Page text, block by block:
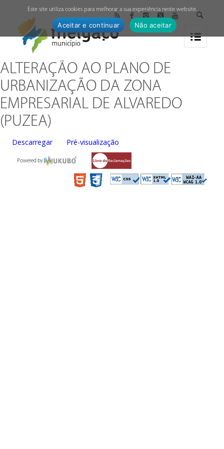
ALTERAÇÃO AO PLANO DE
URBANIZAÇÃO DA ZONA
EMPRESARIAL DE ALVAREDO
(PUZEA)
Descarregar Pré-visualização
Powered by
Este site utiliza cookies para melhorar a sua experiência neste website.
Aceitar e continuar Não aceitar